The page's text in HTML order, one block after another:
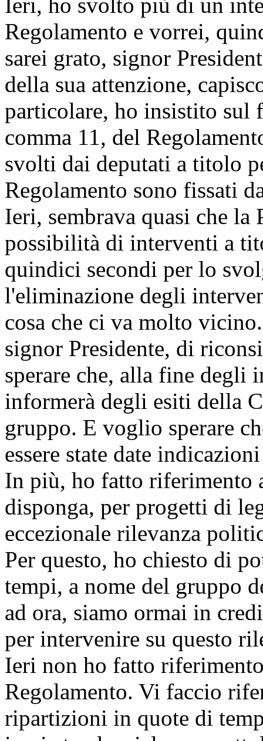
Regolamento e vorrei,
sarei grato, signor
della sua attenzione,
particolare, ho insistito sul
comma 11, del
svolti dai deputati a titolo
Regolamento sono fissati
Ieri, sembrava quasi che la
possibilità di interventi a
quindici secondi per lo
l'eliminazione degli
cosa che ci va molto
signor Presidente, di
sperare che, alla fine degli
informerà degli esiti della
gruppo. E voglio sperare
essere state date
In più, ho fatto riferimento
disponga, per progetti di
eccezionale rilevanza
Per questo, ho chiesto di
tempi, a nome del gruppo
ad ora, siamo ormai in
per intervenire su questo
Ieri non ho fatto
Regolamento. Vi faccio
ripartizioni in quote di